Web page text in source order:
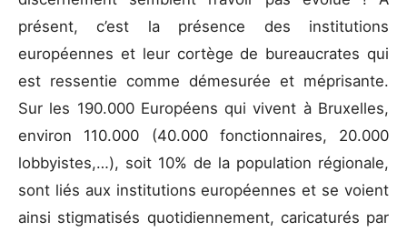
présent, c’est la présence des institutions
européennes et leur cortège de bureaucrates qui
est ressentie comme démesurée et méprisante.
Sur les 190.000 Européens qui vivent à Bruxelles,
environ 110.000 (40.000 fonctionnaires, 20.000
lobbyistes,…), soit 10% de la population régionale,
sont liés aux institutions européennes et se voient
ainsi stigmatisés quotidiennement, caricaturés par